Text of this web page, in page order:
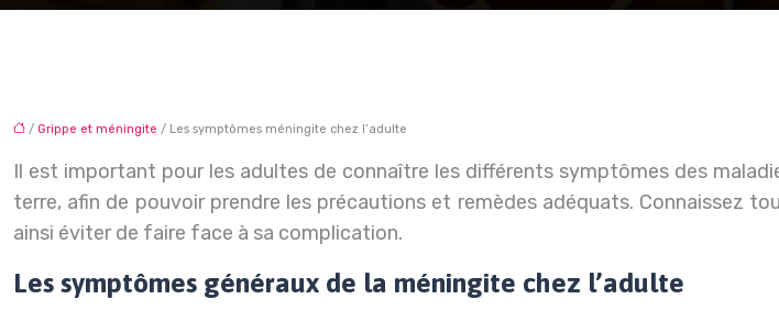
/ Grippe et méningite / Les symptômes méningite chez l’adulte
Il est important pour les adultes de connaître les différents symptômes des
terre, afin de pouvoir prendre les précautions et remèdes adéquats. Connaissez
ainsi éviter de faire face à sa complication.
Les symptômes généraux de la méningite chez l’adulte